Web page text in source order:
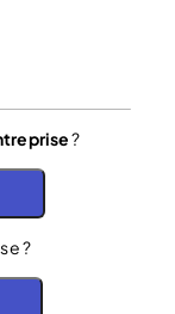
?
?